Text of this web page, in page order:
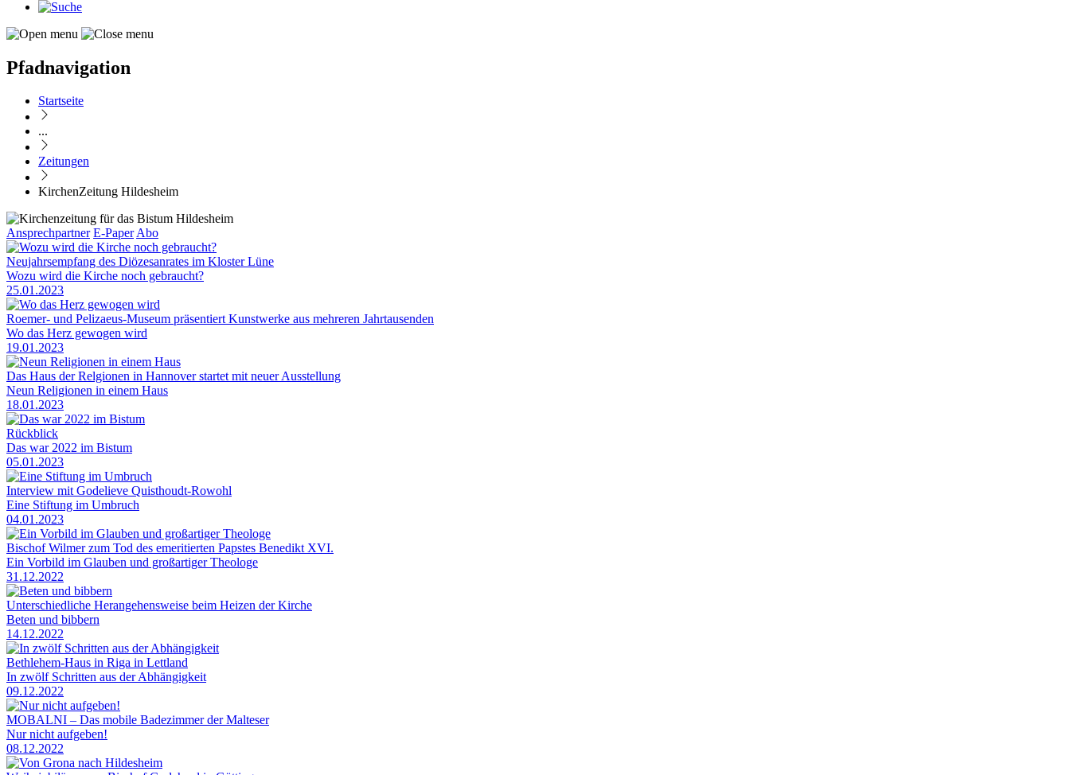
Pfadnavigation
Startseite
...
Zeitungen
KirchenZeitung Hildesheim
Ansprechpartner E-PaperAbo
Neujahrsempfang des Diözesanrates im Kloster Lüne
Wozu wird die Kirche noch gebraucht?
25.01.2023
Roemer- und Pelizaeus-Museum präsentiert Kunstwerke aus mehreren Jahrtausenden
Wo das Herz gewogen wird
19.01.2023
Das Haus der Relgionen in Hannover startet mit neuer Ausstellung
Neun Religionen in einem Haus
18.01.2023
Rückblick
Das war 2022 im Bistum
05.01.2023
Interview mit Godelieve Quisthoudt-Rowohl
Eine Stiftung im Umbruch
04.01.2023
Bischof Wilmer zum Tod des emeritierten Papstes Benedikt XVI.
Ein Vorbild im Glauben und großartiger Theologe
31.12.2022
Unterschiedliche Herangehensweise beim Heizen der Kirche
Beten und bibbern
14.12.2022
Bethlehem-Haus in Riga in Lettland
In zwölf Schritten aus der Abhängigkeit
09.12.2022
MOBALNI – Das mobile Badezimmer der Malteser
Nur nicht aufgeben!
08.12.2022